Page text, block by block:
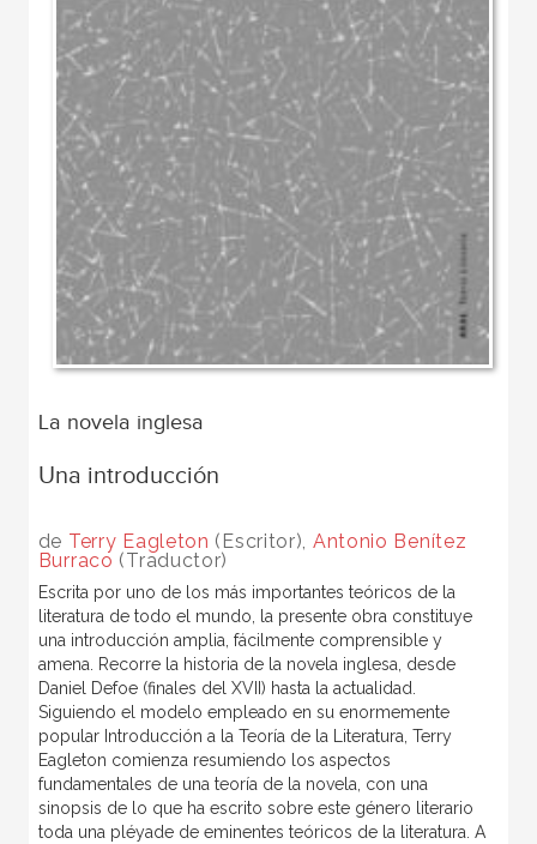
La novela inglesa
Una introducción
de Terry Eagleton (Escritor), Antonio Benítez
Burraco (Traductor)
Escrita por uno de los más importantes teóricos de la
literatura de todo el mundo, la presente obra constituye
una introducción amplia, fácilmente comprensible y
amena. Recorre la historia de la novela inglesa, desde
Daniel Defoe (finales del XVII) hasta la actualidad.
Siguiendo el modelo empleado en su enormemente
popular Introducción a la Teoría de la Literatura, Terry
Eagleton comienza resumiendo los aspectos
fundamentales de una teoría de la novela, con una
sinopsis de lo que ha escrito sobre este género literario
toda una pléyade de eminentes teóricos de la literatura. A